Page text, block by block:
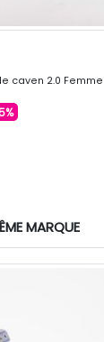
caven 2.0 Femme
MARQUE